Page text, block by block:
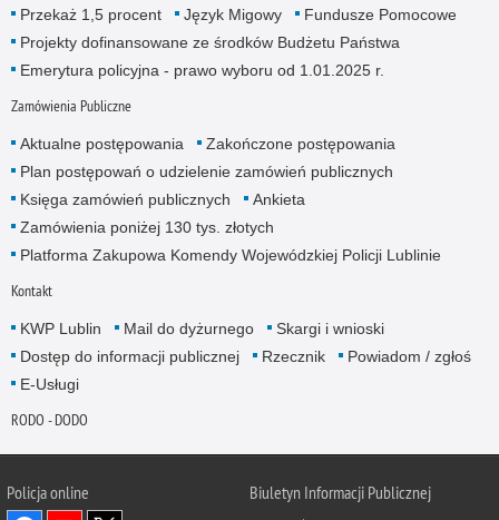
Przekaż 1,5 procent
Język Migowy
Fundusze Pomocowe
Projekty dofinansowane ze środków Budżetu Państwa
Emerytura policyjna - prawo wyboru od 1.01.2025 r.
Zamówienia Publiczne
Aktualne postępowania
Zakończone postępowania
Plan postępowań o udzielenie zamówień publicznych
Księga zamówień publicznych
Ankieta
Zamówienia poniżej 130 tys. złotych
Platforma Zakupowa Komendy Wojewódzkiej Policji Lublinie
Kontakt
KWP Lublin Mail do dyżurnego
Skargi i wnioski
Dostęp do informacji publicznej
Rzecznik
Powiadom / zgłoś
E-Usługi
RODO - DODO
Policja online
Biuletyn Informacji Publicznej